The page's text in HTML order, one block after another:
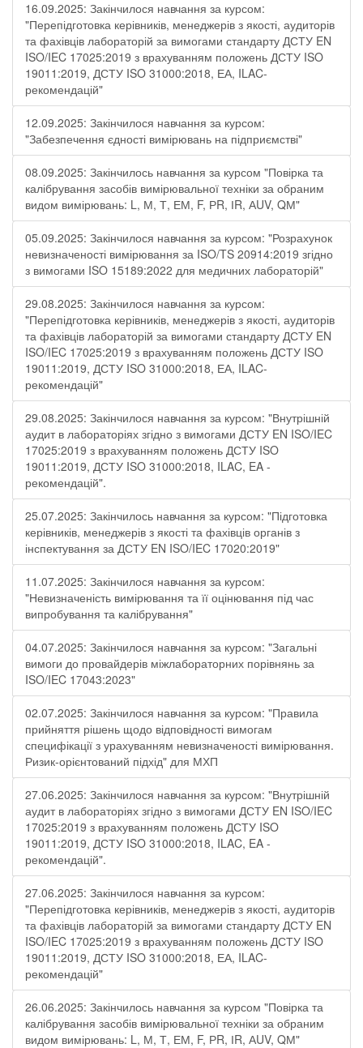
16.09.2025: Закінчилося навчання за курсом:
"Перепідготовка керівників, менеджерів з якості, аудиторів
та фахівців лабораторій за вимогами стандарту ДСТУ EN
ISO/IEC 17025:2019 з врахуванням положень ДСТУ ISO
19011:2019, ДСТУ ISO 31000:2018, ЕА, ILAC-
рекомендацій"
12.09.2025: Закінчилося навчання за курсом:
"Забезпечення єдності вимірювань на підприємстві"
08.09.2025: Закінчилось навчання за курсом "Повірка та
калібрування засобів вимірювальної техніки за обраним
видом вимірювань: L, М, Т, ЕМ, F, РR, ІR, АUV, QМ"
05.09.2025: Закінчилося навчання за курсом: "Розрахунок
невизначеності вимірювання за ISO/TS 20914:2019 згідно
з вимогами ISO 15189:2022 для медичних лабораторій"
29.08.2025: Закінчилося навчання за курсом:
"Перепідготовка керівників, менеджерів з якості, аудиторів
та фахівців лабораторій за вимогами стандарту ДСТУ EN
ISO/IEC 17025:2019 з врахуванням положень ДСТУ ISO
19011:2019, ДСТУ ISO 31000:2018, ЕА, ILAC-
рекомендацій"
29.08.2025: Закінчилося навчання за курсом: "Внутрішній
аудит в лабораторіях згідно з вимогами ДСТУ EN ISO/IEC
17025:2019 з врахуванням положень ДСТУ ISO
19011:2019, ДСТУ ISO 31000:2018, ILAC, EA -
рекомендацій".
25.07.2025: Закінчилось навчання за курсом: "Підготовка
керівників, менеджерів з якості та фахівців органів з
інспектування за ДСТУ EN ISO/IEC 17020:2019"
11.07.2025: Закінчилося навчання за курсом:
"Невизначеність вимірювання та її оцінювання під час
випробування та калібрування"
04.07.2025: Закінчилося навчання за курсом: "Загальні
вимоги до провайдерів міжлабораторних порівнянь за
ISO/IEC 17043:2023"
02.07.2025: Закінчилося навчання за курсом: "Правила
прийняття рішень щодо відповідності вимогам
специфікації з урахуванням невизначеності вимірювання.
Ризик-орієнтований підхід" для МХП
27.06.2025: Закінчилося навчання за курсом: "Внутрішній
аудит в лабораторіях згідно з вимогами ДСТУ EN ISO/IEC
17025:2019 з врахуванням положень ДСТУ ISO
19011:2019, ДСТУ ISO 31000:2018, ILAC, EA -
рекомендацій".
27.06.2025: Закінчилося навчання за курсом:
"Перепідготовка керівників, менеджерів з якості, аудиторів
та фахівців лабораторій за вимогами стандарту ДСТУ EN
ISO/IEC 17025:2019 з врахуванням положень ДСТУ ISO
19011:2019, ДСТУ ISO 31000:2018, ЕА, ILAC-
рекомендацій"
26.06.2025: Закінчилось навчання за курсом "Повірка та
калібрування засобів вимірювальної техніки за обраним
видом вимірювань: L, М, Т, ЕМ, F, РR, ІR, АUV, QМ"